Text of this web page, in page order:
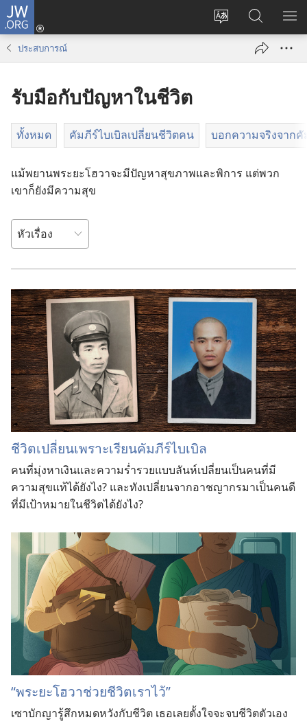
JW.ORG
เปลี่ยน
เข้า
(เปิด
ค้นหา
ใน
JW.ORG
แส
ประสบการณ์
รับมือกับปัญหาในชีวิต
ทั้งหมด คัมภีร์ไบเบิลเปลี่ยนชีวิตคน บอกความจริงจากคั
แม้​พยาน​พระ​ยะโฮวา​จะ​มี​ปัญหา​สุขภาพ​และ​พิการ แต่​พวก​
เขา​ก็​ยัง​มี​ความ​สุข
ชีวิต​เปลี่ยน​เพราะ​เรียน​คัมภีร์​ไบเบิล
คน​ที่​มุ่ง​หา​เงิน​และ​ความ​ร่ำรวย​แบบ​ลันห์​เปลี่ยน​เป็น​คน​ที่​มี​
ความ​สุข​แท้​ได้​ยังไง? และ​ทัง​เปลี่ยน​จาก​อาชญากร​มา​เป็น​คน​ดี​
ที่​มี​เป้าหมาย​ใน​ชีวิต​ได้​ยังไง?
“พระ​ยะโฮวา​ช่วย​ชีวิต​เรา​ไว้”
เซาบักญา​รู้สึก​หมด​หวัง​กับ​ชีวิต เธอ​เลย​ตั้งใจ​จะ​จบ​ชีวิต​ตัว​เอง​